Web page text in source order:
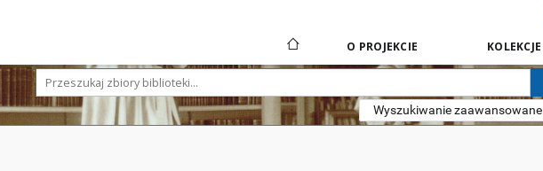
O PROJEKCIE KOLEKCJE
Wyszukiwanie zaawansowane